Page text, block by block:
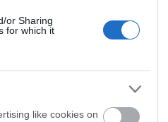
or Sharing
for which it
like cookies on
a
pont